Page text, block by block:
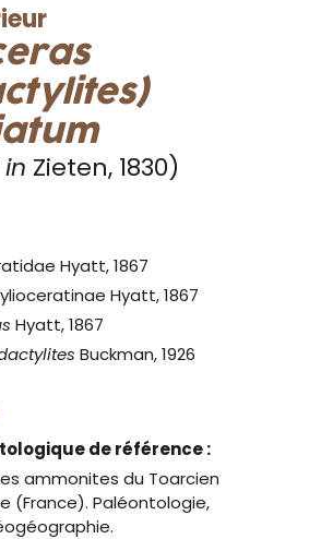
in Zieten, 1830)
Hyatt, 1867
Hyatt, 1867
Hyatt, 1867
Buckman, 1926
de référence :
ammonites du Toarcien
(France). Paléontologie,